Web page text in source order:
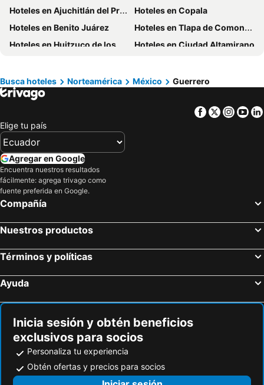
Hoteles en Campania
Hoteles en Manabí
Hoteles en Italia
Hoteles en Noruega
Hoteles en Tailandia
Hoteles en Nueva Jersey
Hoteles en Tumbes
Hoteles en Orellana
Hoteles en San Cristóbal
Hoteles en Ajuchitlán del Progreso
Hoteles en Copala
Hoteles en Benito Juárez
Hoteles en Tlapa de Comonfort
Hoteles en Huitzuco de los Figueroa
Hoteles en Ciudad Altamirano
Busca hoteles
Norteamérica México Guerrero
Facebook
Twitter
Elige tu país
Agregar en Google
Encuentra nuestros resultados
fácilmente: agrega trivago como
fuente preferida en Google.
Compañía
Nuestros productos
Términos y políticas
Ayuda
Inicia sesión y obtén beneficios
exclusivos para socios
Personaliza tu experiencia
Obtén ofertas y precios para socios